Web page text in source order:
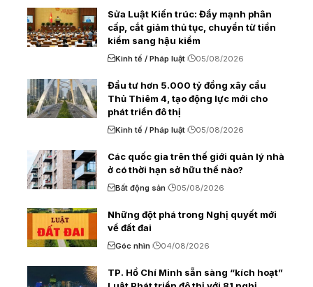
Sửa Luật Kiến trúc: Đẩy mạnh phân
cấp, cắt giảm thủ tục, chuyển từ tiền
kiểm sang hậu kiểm
Kinh tế / Pháp luật 05/08/2026
Đầu tư hơn 5.000 tỷ đồng xây cầu
Thủ Thiêm 4, tạo động lực mới cho
phát triển đô thị
Kinh tế / Pháp luật 05/08/2026
Các quốc gia trên thế giới quản lý nhà
ở có thời hạn sở hữu thế nào?
Bất động sản 05/08/2026
Những đột phá trong Nghị quyết mới
về đất đai
Góc nhìn 04/08/2026
TP. Hồ Chí Minh sẵn sàng “kích hoạt”